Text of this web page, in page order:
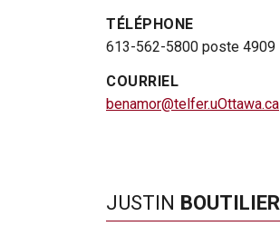
TÉLÉPHONE
613-562-5800 poste 4909
COURRIEL
benamor@telfer.uOttawa.ca
JUSTIN BOUTILIER